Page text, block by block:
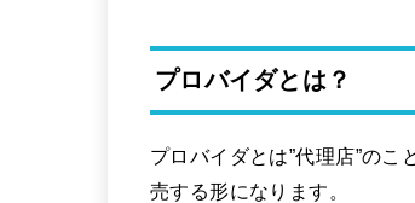
プロバイダとは？
プロバイダとは”代理店”の
売する形になります。